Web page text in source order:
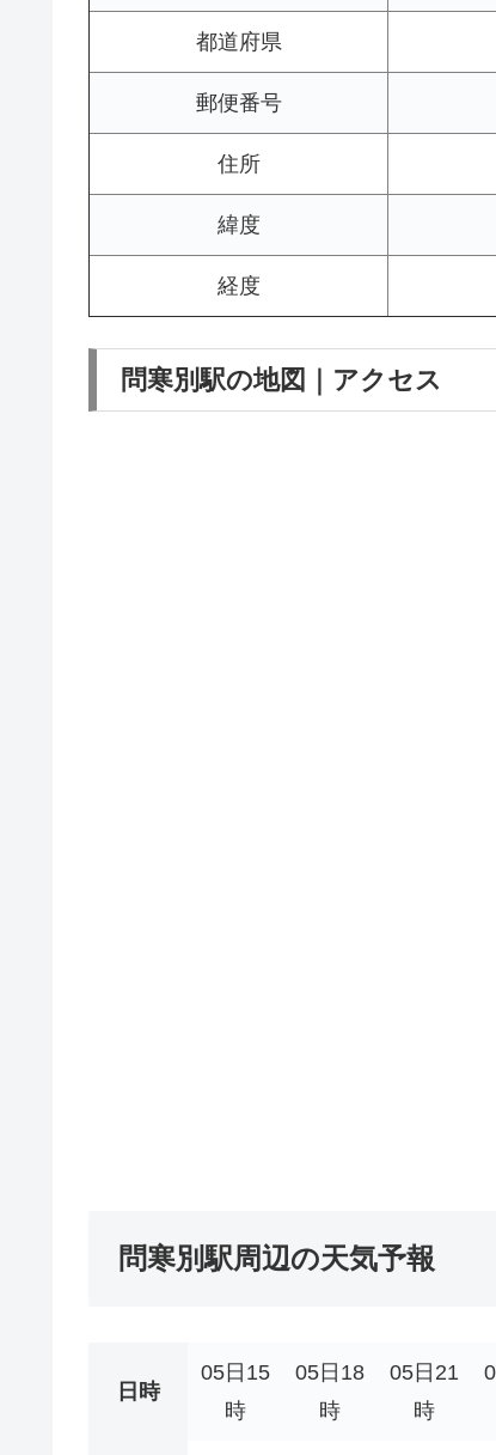
都道府県
郵便番号
住所
緯度
経度
問寒別駅の地図｜アクセス
問寒別駅周辺の天気予報
日時
05日15
時
05日18
時
05日21
時